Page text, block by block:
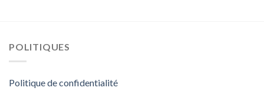
POLITIQUES
Politique de confidentialité